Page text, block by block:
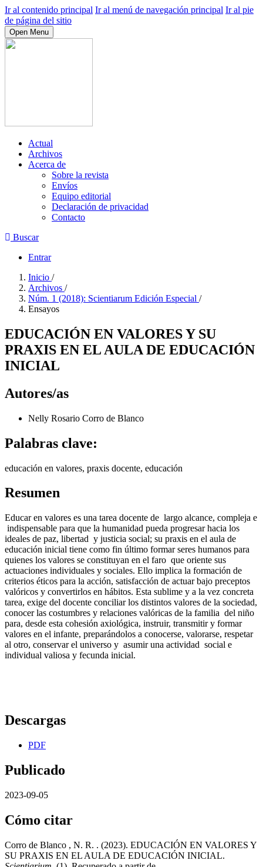
Ir al contenido principal Ir al menú de navegación principal Ir al pie
de página del sitio
Open Menu
Actual
Archivos
Acerca de
Sobre la revista
Envíos
Equipo editorial
Declaración de privacidad
Contacto
Buscar
Entrar
Inicio /
Archivos /
Núm. 1 (2018): Scientiarum Edición Especial /
Ensayos
EDUCACIÓN EN VALORES Y SU
PRAXIS EN EL AULA DE EDUCACIÓN
INICIAL
Autores/as
Nelly Rosario Corro de Blanco
Palabras clave:
educación en valores, praxis docente, educación
Resumen
Educar en valores es una tarea docente de largo alcance, compleja e
indispensable para que la humanidad pueda progresar hacia los
ideales de paz, libertad y justicia social; su praxis en el aula de
educación inicial tiene como fin último formar seres humanos para
quienes los valores se constituyan en el faro que oriente sus
actuaciones individuales y sociales. Ello implica la formación de
criterios éticos para la acción, satisfacción de actuar bajo preceptos
valóricos y convertirlos en hábitos. Esta sublime y a la vez concreta
tarea, exige del docente conciliar los distintos valores de la sociedad,
conocer las costumbres y relaciones valóricas de la familia del niño
para, desde esta cohesión axiológica, instruir, transmitir y formar
valores en el infante, preparándolos a conocerse, valorarse, respetar
al otro, conservar el universo y asumir una actividad social e
individual valiosa y fecunda inicial.
Descargas
PDF
Publicado
2023-09-05
Cómo citar
Corro de Blanco , N. R. . (2023). EDUCACIÓN EN VALORES Y
SU PRAXIS EN EL AULA DE EDUCACIÓN INICIAL.